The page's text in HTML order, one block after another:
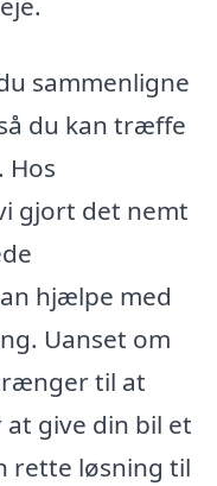
sammenligne
du kan træffe
Hos
gjort det nemt
hjælpe med
Uanset om
til at
give din bil et
rette løsning til